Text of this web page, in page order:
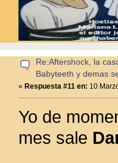
Re:Aftershock, la
Babyteeth y demas
« Respuesta #11 en: 10
Yo de
mes sale